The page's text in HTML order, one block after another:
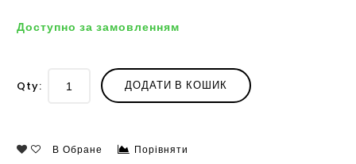
Доступно за замовленням
Qty: ДОДАТИ В КОШИК
В Обране Порівняти